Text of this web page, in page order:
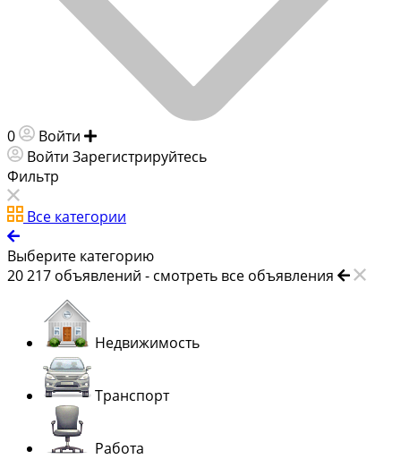
0 Войти
Войти Зарегистрируйтесь
Фильтр
Все категории
Выберите категорию
20 217 объявлений - смотреть все объявления
Недвижимость
Транспорт
Работа